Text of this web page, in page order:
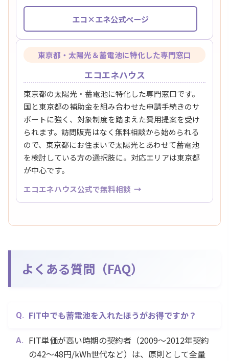
エコ×エネ公式ページ
東京都・太陽光＆蓄電池に特化した専門窓口
エコエネハウス
東京都の太陽光・蓄電池に特化した専門窓口です。
国と東京都の補助金を組み合わせた申請手続きのサ
ポートに強く、対象制度を踏まえた費用提案を受け
られます。訪問販売はなく無料相談から始められる
ので、東京都にお住まいで太陽光とあわせて蓄電池
を検討している方の選択肢に。対応エリアは東京都
が中心です。
エコエネハウス公式で無料相談
よくある質問（FAQ）
FIT中でも蓄電池を入れたほうがお得ですか？
FIT単価が高い時期の契約者（2009〜2012年契約
の42〜48円/kWh世代など）は、原則として全量